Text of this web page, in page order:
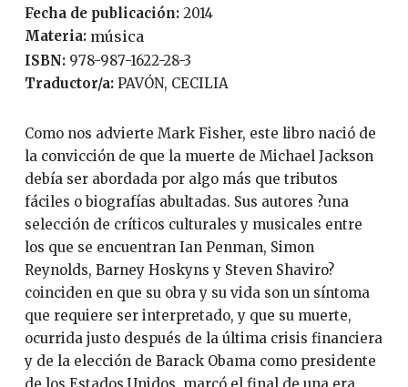
Fecha de publicación:
2014
Materia: música
ISBN:
978-987-1622-28-3
Traductor/a:
PAVÓN, CECILIA
Como nos advierte Mark Fisher, este libro nació de
la convicción de que la muerte de Michael Jackson
debía ser abordada por algo más que tributos
fáciles o biografías abultadas. Sus autores ?una
selección de críticos culturales y musicales entre
los que se encuentran Ian Penman, Simon
Reynolds, Barney Hoskyns y Steven Shaviro?
coinciden en que su obra y su vida son un síntoma
que requiere ser interpretado, y que su muerte,
ocurrida justo después de la última crisis financiera
y de la elección de Barack Obama como presidente